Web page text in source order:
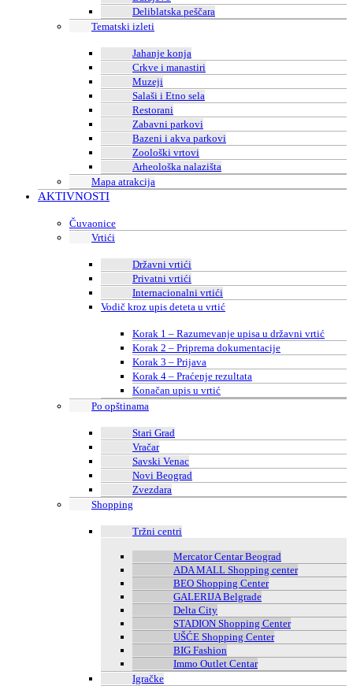
Deliblatska peščara
Tematski izleti
Jahanje konja
Crkve i manastiri
Muzeji
Salaši i Etno sela
Restorani
Zabavni parkovi
Bazeni i akva parkovi
Zoološki vrtovi
Arheološka nalazišta
Mapa atrakcija
AKTIVNOSTI
Čuvaonice
Vrtići
Državni vrtići
Privatni vrtići
Internacionalni vrtići
Vodič kroz upis deteta u vrtić
Korak 1 – Razumevanje upisa u državni vrtić
Korak 2 – Priprema dokumentacije
Korak 3 – Prijava
Korak 4 – Praćenje rezultata
Konačan upis u vrtić
Po opštinama
Stari Grad
Vračar
Savski Venac
Novi Beograd
Zvezdara
Shopping
Tržni centri
Mercator Centar Beograd
ADA MALL Shopping center
BEO Shopping Center
GALERIJA Belgrade
Delta City
STADION Shopping Center
UŠĆE Shopping Center
BIG Fashion
Immo Outlet Centar
Igračke